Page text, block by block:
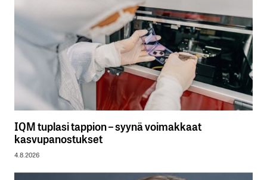
IQM tuplasi tappion – syynä voimakkaat
kasvupanostukset
4.8.2026